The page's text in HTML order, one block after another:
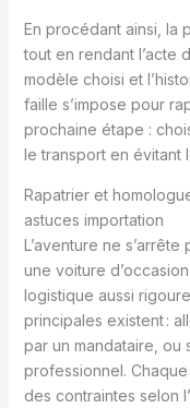
En procédant ainsi, la
tout en rendant l’acte
modèle choisi et
faille s’impose pour
prochaine étape :
le transport en évitant
Rapatrier et
astuces importation
L’aventure ne
une voiture
logistique aussi
principales existent :
par un mandataire, ou
professionnel.
des contraintes selon